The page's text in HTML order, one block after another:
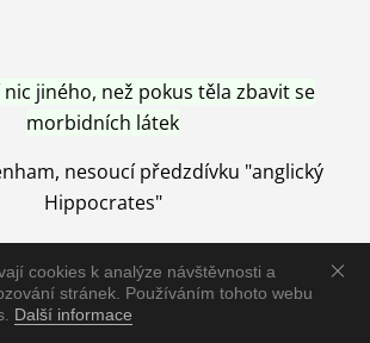
cookies k analýze návštěvnosti a
stránek. Používáním tohoto webu
Další informace
jiného, než pokus těla zbavit se
morbidních látek
nesoucí předzdívku "anglický
Hippocrates"
jen pomocí Přírody, neutralizací a